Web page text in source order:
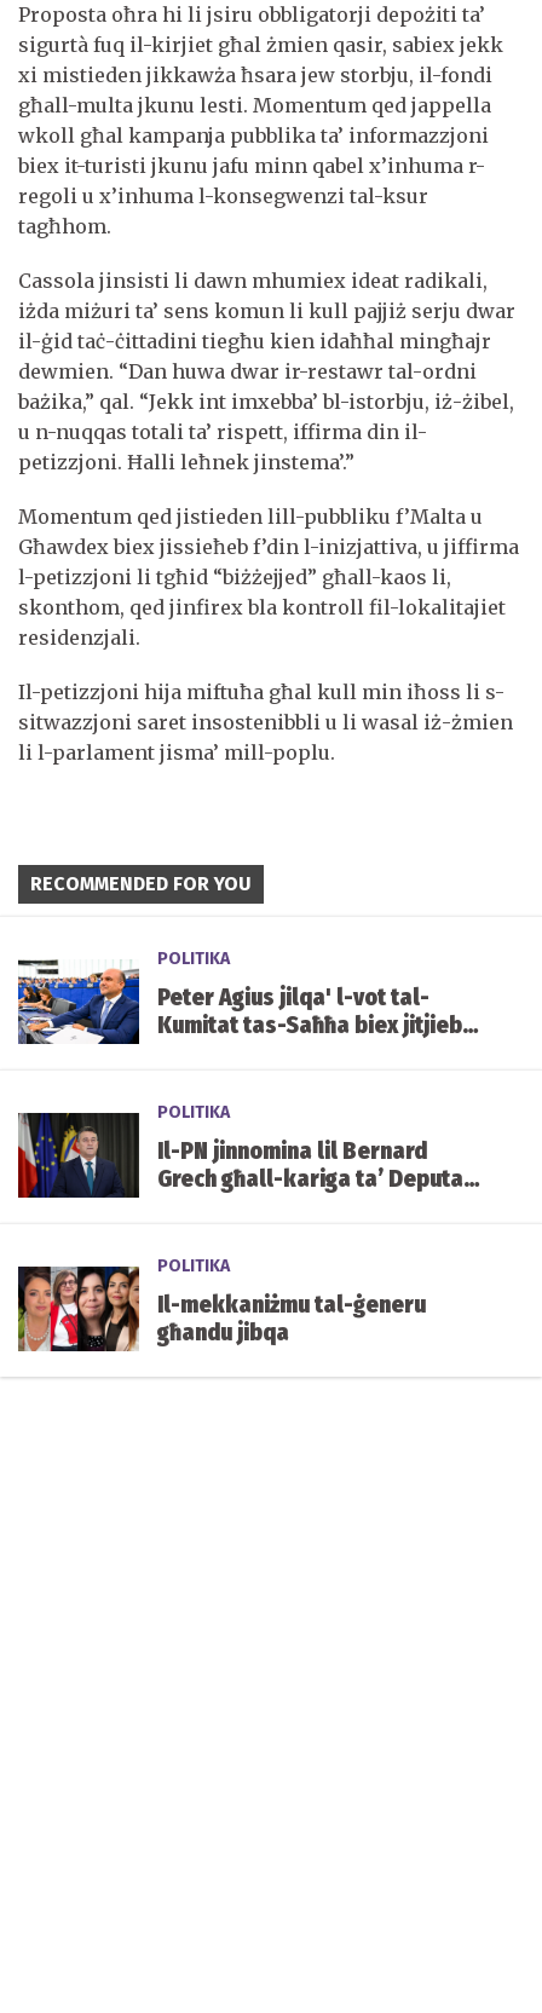
Proposta oħra hi li jsiru obbligatorji depożiti ta’
sigurtà fuq il-kirjiet għal żmien qasir, sabiex jekk
xi mistieden jikkawża ħsara jew storbju, il-fondi
għall-multa jkunu lesti. Momentum qed jappella
wkoll għal kampanja pubblika ta’ informazzjoni
biex it-turisti jkunu jafu minn qabel x’inhuma r-
regoli u x’inhuma l-konsegwenzi tal-ksur
tagħhom.
Cassola jinsisti li dawn mhumiex ideat radikali,
iżda miżuri ta’ sens komun li kull pajjiż serju dwar
il-ġid taċ-ċittadini tiegħu kien idaħħal mingħajr
dewmien. “Dan huwa dwar ir-restawr tal-ordni
bażika,” qal. “Jekk int imxebba’ bl-istorbju, iż-żibel,
u n-nuqqas totali ta’ rispett, iffirma din il-
petizzjoni. Ħalli leħnek jinstema’.”
Momentum qed jistieden lill-pubbliku f’Malta u
Għawdex biex jissieħeb f’din l-inizjattiva, u jiffirma
l-petizzjoni li tgħid “biżżejjed” għall-kaos li,
skonthom, qed jinfirex bla kontroll fil-lokalitajiet
residenzjali.
Il-petizzjoni hija miftuħa għal kull min iħoss li s-
sitwazzjoni saret insostenibbli u li wasal iż-żmien
li l-parlament jisma’ mill-poplu.
RECOMMENDED FOR YOU
POLITIKA
Peter Agius jilqa' l-vot tal-
Kumitat tas-Saħħa biex jitjiebu
POLITIKA
Il-PN jinnomina lil Bernard
Grech għall-kariga ta’ Deputat
POLITIKA
Il-mekkaniżmu tal-ġeneru
għandu jibqa